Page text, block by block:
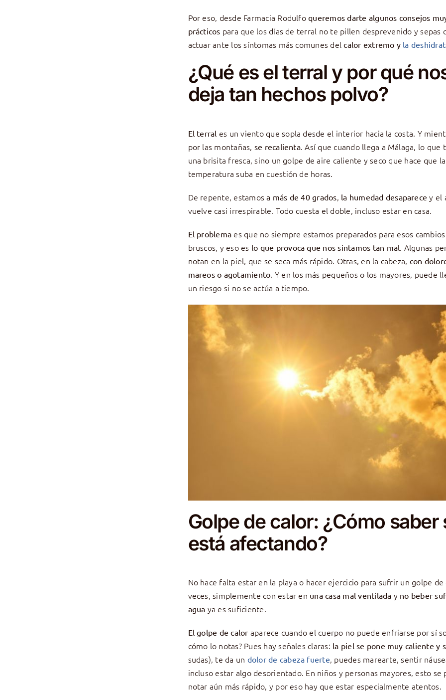
Por eso, desde Farmacia Rodulfoqueremos darte algunos consejos
prácticos para que los días de terral no te pillen desprevenido y sepas
actuar ante los síntomas más comunes del calor extremo y la
¿Qué es el terral y por qué
deja tan hechos polvo?
El terral es un viento que sopla desde el interior hacia la costa. Y
por las montañas, se recalienta. Así que cuando llega a Málaga, lo que
una brisita fresca, sino un golpe de aire caliente y seco que hace que la
temperatura suba en cuestión de horas.
De repente, estamos a más de 40 grados, la humedad desaparece y el
vuelve casi irrespirable. Todo cuesta el doble, incluso estar en casa.
El problema es que no siempre estamos preparados para esos
bruscos, y eso es lo que provoca que nos sintamos tan mal. Algunas
notan en la piel, que se seca más rápido. Otras, en la cabeza, con
mareos o agotamiento. Y en los más pequeños o los mayores, puede
un riesgo si no se actúa a tiempo.
Golpe de calor: ¿Cómo saber
está afectando?
No hace falta estar en la playa o hacer ejercicio para sufrir un golpe de
veces, simplemente con estar en una casa mal ventilada y no beber
agua ya es suficiente.
El golpe de calor aparece cuando el cuerpo no puede enfriarse por sí
cómo lo notas? Pues hay señales claras: la piel se pone muy caliente y
sudas), te da un dolor de cabeza fuerte, puedes marearte, sentir
incluso estar algo desorientado. En niños y personas mayores, esto se
notar aún más rápido, y por eso hay que estar especialmente atentos.